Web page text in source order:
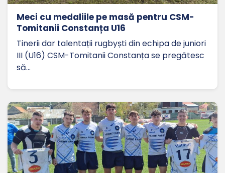
Meci cu medaliile pe masă pentru CSM-
Tomitanii Constanța U16
Tinerii dar talentații rugbyști din echipa de juniori
III (U16) CSM-Tomitanii Constanța se pregătesc
să…